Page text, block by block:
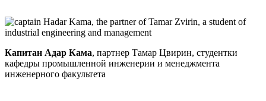
Капитан Адар Кама, партнер Тамар Цвирин, студентки
кафедры промышленной инженерии и менеджмента
инженерного факультета